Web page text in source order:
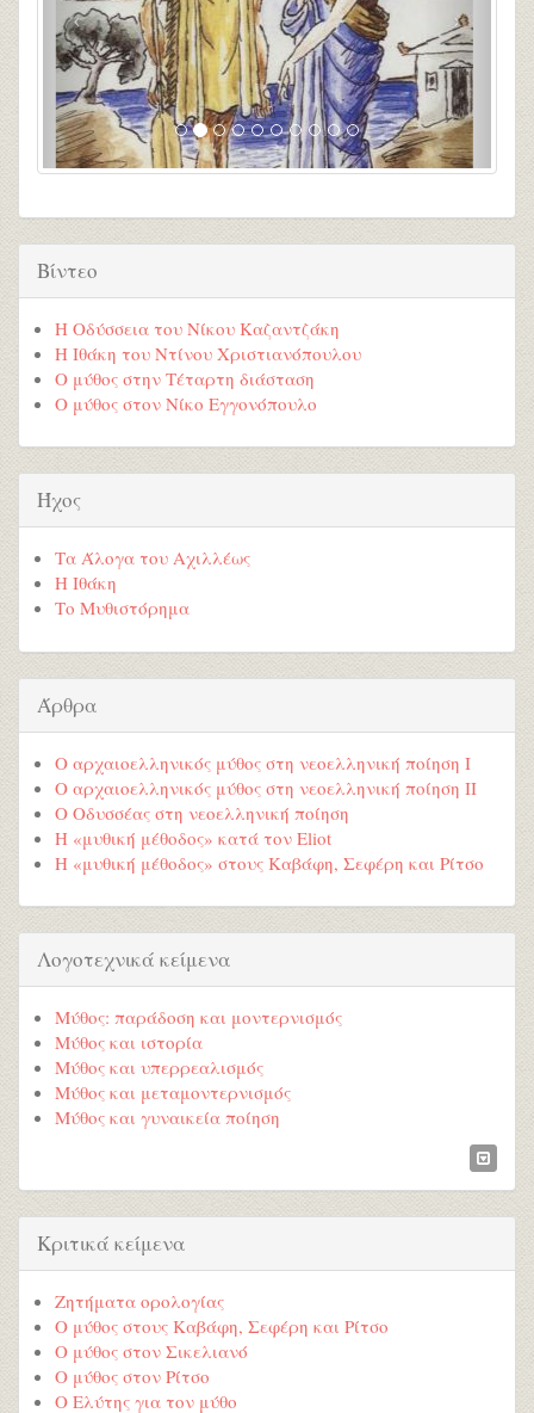
Βίντεο
Η Οδύσσεια του Νίκου Καζαντζάκη
Η Ιθάκη του Ντίνου Χριστιανόπουλου
Ο μύθος στην Τέταρτη διάσταση
Ο μύθος στον Νίκο Εγγονόπουλο
Ήχος
Τα Άλογα του Αχιλλέως
Η Ιθάκη
Το Μυθιστόρημα
Άρθρα
Ο αρχαιοελληνικός μύθος στη νεοελληνική ποίηση Ι
Ο αρχαιοελληνικός μύθος στη νεοελληνική ποίηση ΙΙ
Ο Οδυσσέας στη νεοελληνική ποίηση
Η «μυθική μέθοδος» κατά τον Eliot
Η «μυθική μέθοδος» στους Καβάφη, Σεφέρη και Ρίτσο
Λογοτεχνικά κείμενα
Μύθος: παράδοση και μοντερνισμός
Μύθος και ιστορία
Μύθος και υπερρεαλισμός
Μύθος και μεταμοντερνισμός
Μύθος και γυναικεία ποίηση
Κριτικά κείμενα
Ζητήματα ορολογίας
Ο μύθος στους Καβάφη, Σεφέρη και Ρίτσο
Ο μύθος στον Σικελιανό
Ο μύθος στον Ρίτσο
Ο Ελύτης για τον μύθο